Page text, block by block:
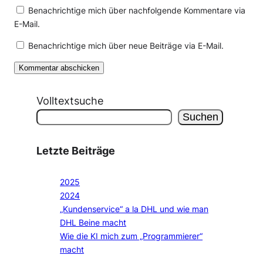
Benachrichtige mich über nachfolgende Kommentare via
E-Mail.
Benachrichtige mich über neue Beiträge via E-Mail.
Volltextsuche
Suchen
Letzte Beiträge
2025
2024
„Kundenservice“ a la DHL und wie man
DHL Beine macht
Wie die KI mich zum „Programmierer“
macht